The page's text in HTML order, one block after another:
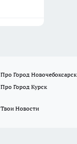
Про Город Новочебоксарск
Про Город Курск
Твои Новости